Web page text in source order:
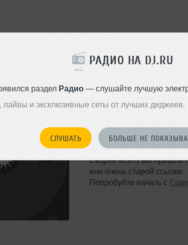
РАДИО НА DJ.RU
раздел Радио— слушайте лучшую
лайвы и эксклюзивные сеты от лучших диджеев.
СЛУШАТЬ БОЛЬШЕ НЕ
ТАКОЙ
Ошибка 404
Скорее всего вы пришли
или очень старой ссылке.
Попробуйте начать с